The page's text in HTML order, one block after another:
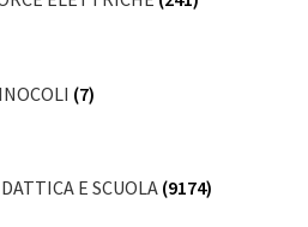
(7)
E SCUOLA (9174)